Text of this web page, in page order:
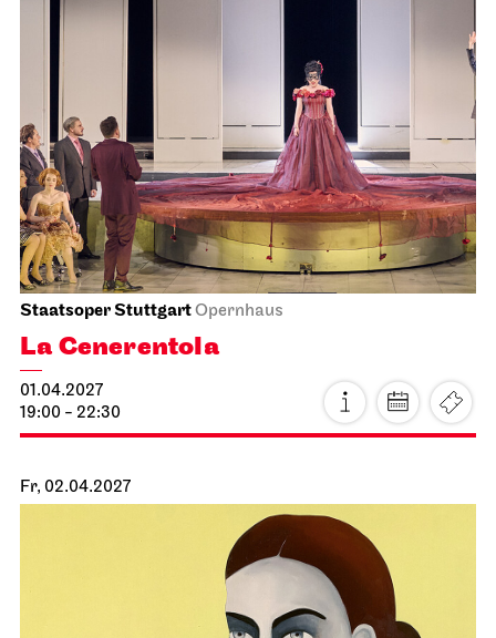
Schauspiel StuttgartSchauspielhaus
Vor dem Ruhestand
14.03.2027
19:30 - 22:10
Mo, 15.03.2027